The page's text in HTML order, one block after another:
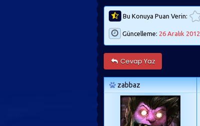
Bu Konuya Puan Verin:
Güncelleme: 26 Aralık 2012
Cevap Yaz
zabbaz